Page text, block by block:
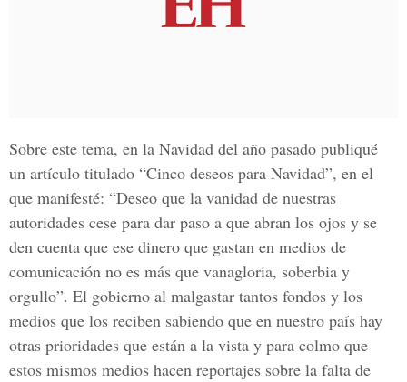
Sobre este tema, en la Navidad del año pasado publiqué
un artículo titulado “Cinco deseos para Navidad”, en el
que manifesté: “Deseo que la vanidad de nuestras
autoridades cese para dar paso a que abran los ojos y se
den cuenta que ese dinero que gastan en medios de
comunicación no es más que vanagloria, soberbia y
orgullo”. El gobierno al malgastar tantos fondos y los
medios que los reciben sabiendo que en nuestro país hay
otras prioridades que están a la vista y para colmo que
estos mismos medios hacen reportajes sobre la falta de